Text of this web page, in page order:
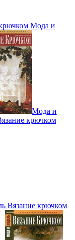
Мода и
Мода и
крючком
Вязание крючком